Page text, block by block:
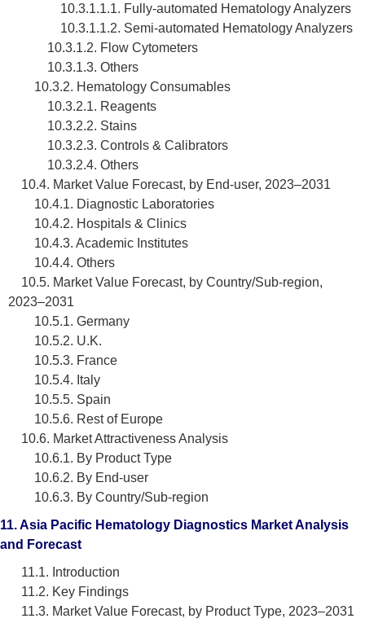
10.3.1.1.1. Fully-automated Hematology Analyzers
10.3.1.1.2. Semi-automated Hematology Analyzers
10.3.1.2. Flow Cytometers
10.3.1.3. Others
10.3.2. Hematology Consumables
10.3.2.1. Reagents
10.3.2.2. Stains
10.3.2.3. Controls & Calibrators
10.3.2.4. Others
10.4. Market Value Forecast, by End-user, 2023–2031
10.4.1. Diagnostic Laboratories
10.4.2. Hospitals & Clinics
10.4.3. Academic Institutes
10.4.4. Others
10.5. Market Value Forecast, by Country/Sub-region,
2023–2031
10.5.1. Germany
10.5.2. U.K.
10.5.3. France
10.5.4. Italy
10.5.5. Spain
10.5.6. Rest of Europe
10.6. Market Attractiveness Analysis
10.6.1. By Product Type
10.6.2. By End-user
10.6.3. By Country/Sub-region
11. Asia Pacific Hematology Diagnostics Market Analysis
and Forecast
11.1. Introduction
11.2. Key Findings
11.3. Market Value Forecast, by Product Type, 2023–2031